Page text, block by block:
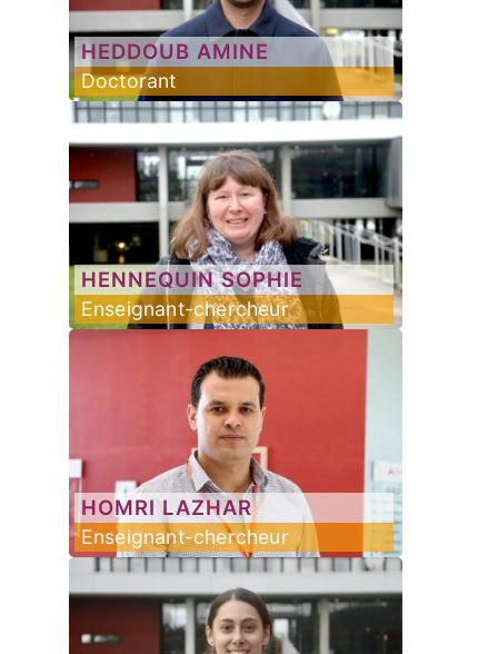
HEDDOUB AMINE
Doctorant
HENNEQUIN SOPHIE
Enseignant-chercheur
HOMRI LAZHAR
Enseignant-chercheur